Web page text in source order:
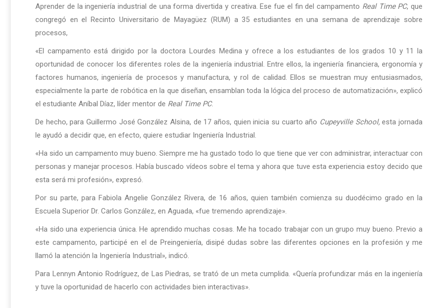
Aprender de la ingeniería industrial de una forma divertida y creativa. Ese fue el fin del campamento Real Time PC, que
congregó en el Recinto Universitario de Mayagüez (RUM) a 35 estudiantes en una semana de aprendizaje sobre
procesos,
«El campamento está dirigido por la doctora Lourdes Medina y ofrece a los estudiantes de los grados 10 y 11 la
oportunidad de conocer los diferentes roles de la ingeniería industrial. Entre ellos, la ingeniería financiera, ergonomía y
factores humanos, ingeniería de procesos y manufactura, y rol de calidad. Ellos se muestran muy entusiasmados,
especialmente la parte de robótica en la que diseñan, ensamblan toda la lógica del proceso de automatización», explicó
el estudiante Aníbal Díaz, líder mentor de Real Time PC.
De hecho, para Guillermo José González Alsina, de 17 años, quien inicia su cuarto año Cupeyville School,esta jornada
le ayudó a decidir que, en efecto, quiere estudiar Ingeniería Industrial.
«Ha sido un campamento muy bueno. Siempre me ha gustado todo lo que tiene que ver con administrar, interactuar con
personas y manejar procesos. Había buscado vídeos sobre el tema y ahora que tuve esta experiencia estoy decido que
esta será mi profesión», expresó.
Por su parte, para Fabiola Angelie González Rivera, de 16 años, quien también comienza su duodécimo grado en la
Escuela Superior Dr. Carlos González, en Aguada, «fue tremendo aprendizaje».
«Ha sido una experiencia única. He aprendido muchas cosas. Me ha tocado trabajar con un grupo muy bueno. Previo a
este campamento, participé en el de Preingeniería, disipé dudas sobre las diferentes opciones en la profesión y me
llamó la atención la Ingeniería Industrial», indicó.
Para Lennyn Antonio Rodríguez, de Las Piedras, se trató de un meta cumplida. «Quería profundizar más en la ingeniería
y tuve la oportunidad de hacerlo con actividades bien interactivas».